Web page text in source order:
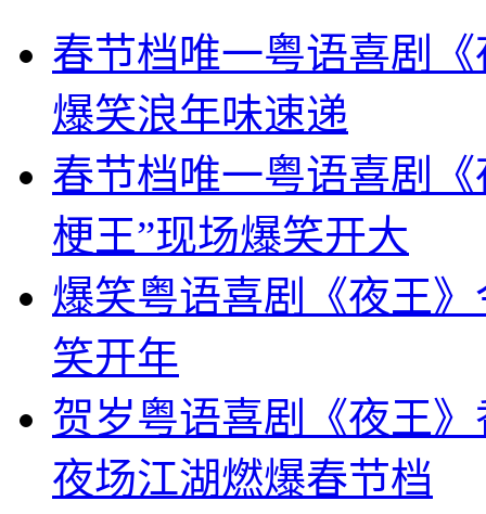
春节档唯一粤语喜剧
爆笑浪年味速递
春节档唯一粤语喜剧
梗王”现场爆笑开大
爆笑粤语喜剧《夜王
笑开年
贺岁粤语喜剧《夜王
夜场江湖燃爆春节档